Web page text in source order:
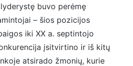
buvo perėmę
– šios pozicijos
iki XX a. septintojo
įsitvirtino ir iš kitų
atsirado žmonių, kurie